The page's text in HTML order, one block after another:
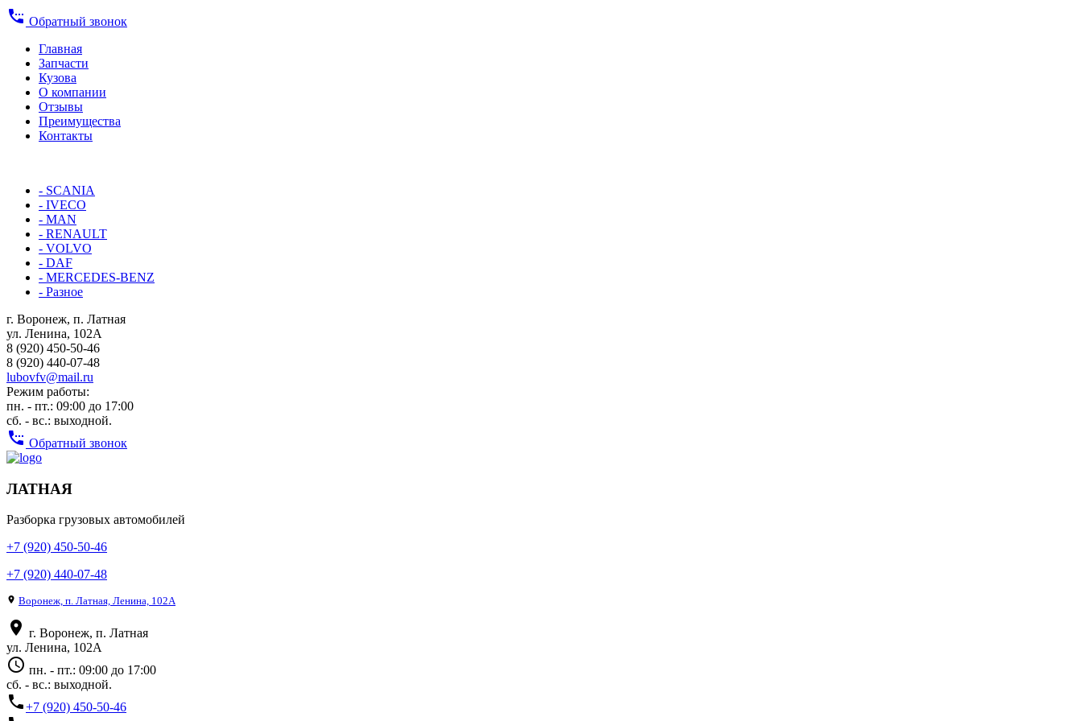
settings_phone Обратный звонок
Главная
Запчасти
Кузова
О компании
Отзывы
Преимущества
Контакты
- SCANIA
- IVECO
- MAN
- RENAULT
- VOLVO
- DAF
- MERCEDES-BENZ
- Разное
г. Воронеж, п. Латная
ул. Ленина, 102А
8 (920) 450-50-46
8 (920) 440-07-48
lubovfv@mail.ru
Режим работы:
пн. - пт.: 09:00 до 17:00
сб. - вс.: выходной.
settings_phone Обратный звонок
ЛАТНАЯ
Разборка грузовых автомобилей
+7 (920) 450-50-46
+7 (920) 440-07-48
place Воронеж, п. Латная, Ленина, 102А
place г. Воронеж, п. Латная
ул. Ленина, 102А
access_time пн. - пт.: 09:00 до 17:00
сб. - вс.: выходной.
phone+7 (920) 450-50-46